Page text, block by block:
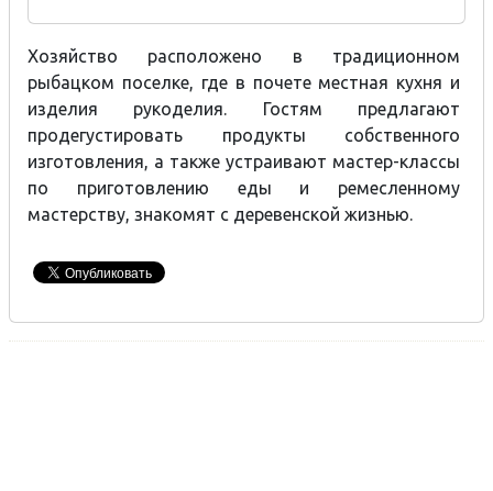
Хозяйство расположено в традиционном
рыбацком поселке, где в почете местная кухня и
изделия рукоделия. Гостям предлагают
продегустировать продукты собственного
изготовления, а также устраивают мастер-классы
по приготовлению еды и ремесленному
мастерству, знакомят с деревенской жизнью.